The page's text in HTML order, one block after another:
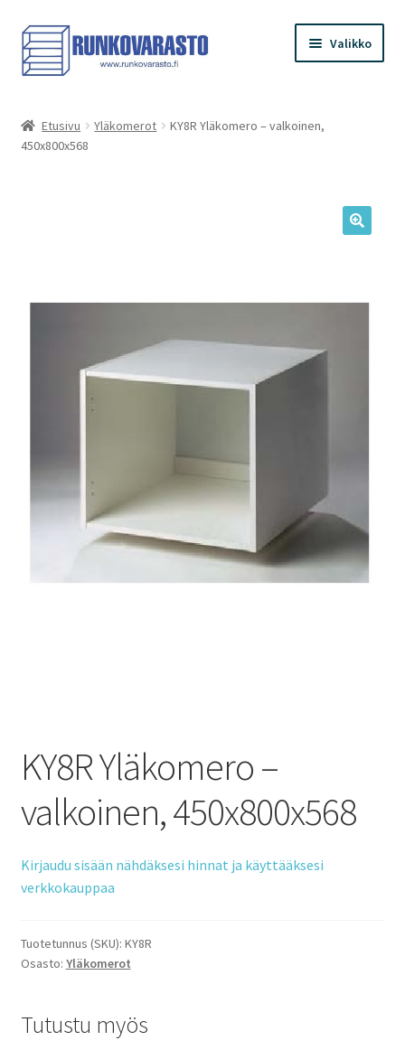
Siirry
navigointiin
Siirry
sisältöön
Valikko
Kauppa
Etusivu Yläkomerot
KY8R Yläkomero – valkoinen,
450x800x568
KY8R Yläkomero –
valkoinen, 450x800x568
Kirjaudu sisään nähdäksesi hinnat ja käyttääksesi
verkkokauppaa
Tuotetunnus (SKU): KY8R
Osasto: Yläkomerot
Tutustu myös